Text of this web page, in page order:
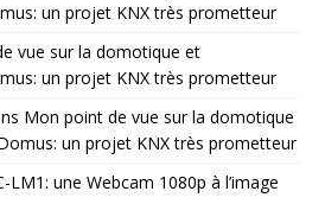
un projet KNX très prometteur
vue sur la domotique et
un projet KNX très prometteur
Mon point de vue sur la domotique
un projet KNX très prometteur
LM1: une Webcam 1080p à l’image